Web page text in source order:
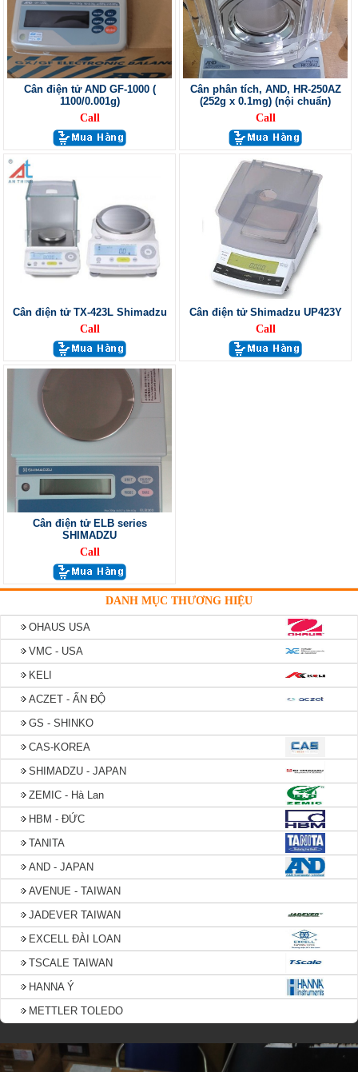
Cân điện tử AND GF-1000 (
1100/0.001g)
Call
Cân phân tích, AND, HR-250AZ
(252g x 0.1mg) (nội chuẩn)
Call
Cân điện tử TX-423L Shimadzu
Call
Cân điện tử Shimadzu UP423Y
Call
Cân điện tử ELB series
SHIMADZU
Call
DANH MỤC THƯƠNG HIỆU
OHAUS USA
VMC - USA
KELI
ACZET - ẤN ĐỘ
GS - SHINKO
CAS-KOREA
SHIMADZU - JAPAN
ZEMIC - Hà Lan
HBM - ĐỨC
TANITA
AND - JAPAN
AVENUE - TAIWAN
JADEVER TAIWAN
EXCELL ĐÀI LOAN
TSCALE TAIWAN
HANNA Ý
METTLER TOLEDO